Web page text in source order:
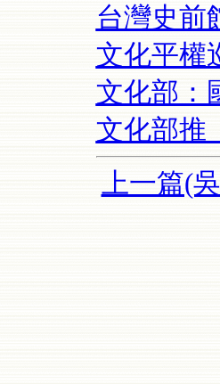
台灣史前
文化平權
文化部：
文化部推
上一篇(